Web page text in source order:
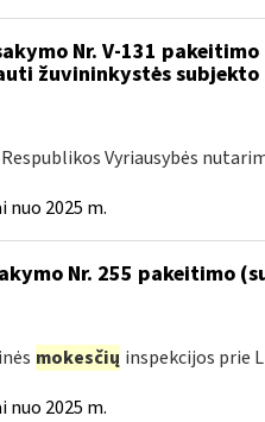
Nr. V-131
žuvininkystės
Vyriausybės
2025 m.
Nr. 255 pakeitimo
mokesčių inspekcijos prie
2025 m.